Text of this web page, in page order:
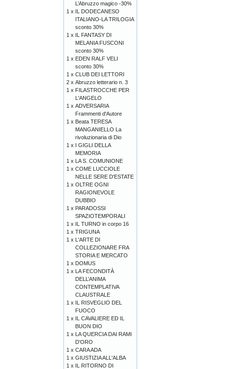
L’Abruzzo magico -30%
1 x IL DODECANESO
ITALIANO-LA TRILOGIA
sconto 30%
1 x IL FANTASY DI
MELANIA FUSCONI
sconto 30%
1 x EDEN RALF VELI
sconto 30%
1 x CLUB DEI LETTORI
2 x Abruzzo letterario n. 3
1 x FILASTROCCHE PER
L'ANGELO
1 x ADVERSARIA
Frammenti d'Autore
1 x Beata TERESA
MANGANIELLO La
rivoluzionaria di Dio
1 x I GIGLI DELLA
MEMORIA
1 x LA S. COMUNIONE
1 x COME LUCCIOLE
NELLE SERE D'ESTATE
1 x OLTRE OGNI
RAGIONEVOLE
DUBBIO
1 x PARADOSSI
SPAZIOTEMPORALI
1 x IL TURNO in corpo 16
1 x TRIGUNA
1 x L'ARTE DI
COLLEZIONARE FRA
STORIA E MERCATO
1 x DOMUS
1 x LA FECONDITÀ
DELL’ANIMA
CONTEMPLATIVA
CLAUSTRALE
1 x IL RISVEGLIO DEL
FUOCO
1 x IL CAVALIERE ED IL
BUON DIO
1 x LA QUERCIA DAI RAMI
D'ORO
1 x CARA ADA
1 x GIUSTIZIA ALL'ALBA
1 x IL RITORNO DI